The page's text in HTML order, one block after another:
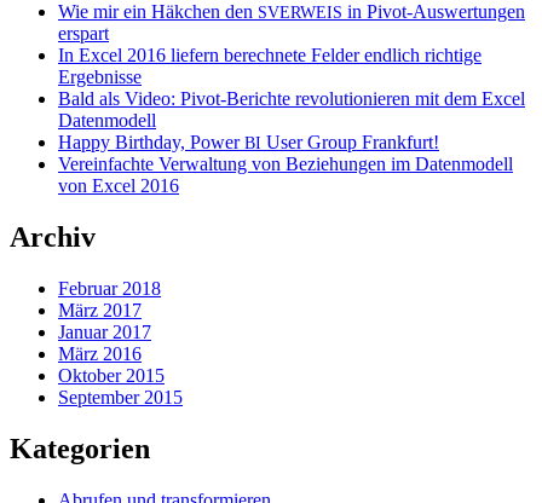
Wie mir ein Häkchen den SVERWEIS in Pivot-Auswertungen
erspart
In Excel 2016 liefern berechnete Felder endlich richtige
Ergebnisse
Bald als Video: Pivot-Berichte revolutionieren mit dem Excel
Datenmodell
Happy Birthday, PowerBI User Group Frankfurt!
Vereinfachte Verwaltung von Beziehungen im Datenmodell
von Excel 2016
Archiv
Februar 2018
März 2017
Januar 2017
März 2016
Oktober 2015
September 2015
Kategorien